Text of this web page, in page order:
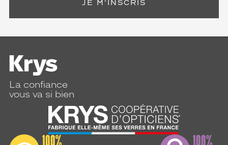
JE M'INSCRIS
La confiance
vous va si bien